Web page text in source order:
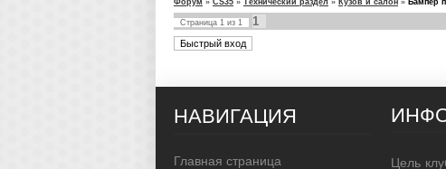
Форум » CS35 » Технический раздел » Кузов и салон » Бампер
Страница 1 из 1
1
НАВИГАЦИЯ
Главная страница Цель